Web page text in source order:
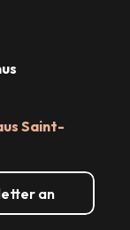
Saint-
an